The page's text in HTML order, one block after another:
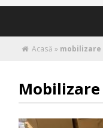
Acasă » mobilizare
Mobilizare